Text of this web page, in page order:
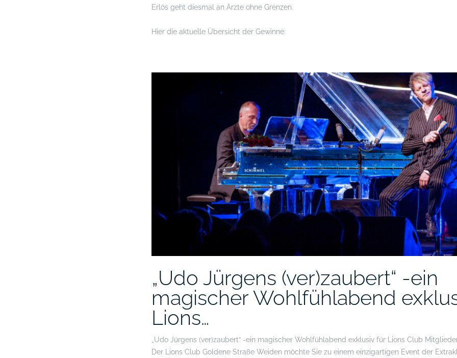
Erlös geht diesmal an Ärzte ohne Grenzen.
Hier die aktuelle Übersicht der Gewinne:
„Udo Jürgens (ver)zaubert“ -ein
magischer Wohlfühlabend
Lions…
„Udo Jürgens (ver)zaubert“ -ein magischer Wohlfühlabend exklusiv für Lions Club
Der Lions Club Goldene Straße Weiden möchte Sie zu einem einzigartigen Event der